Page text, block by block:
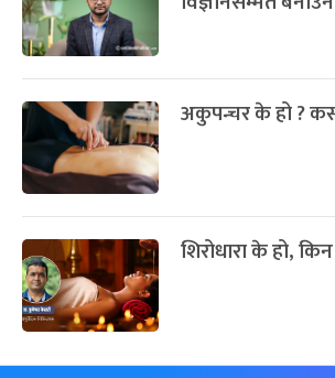
अकुपन्चर के हो ?
शिरोधारा के हो,